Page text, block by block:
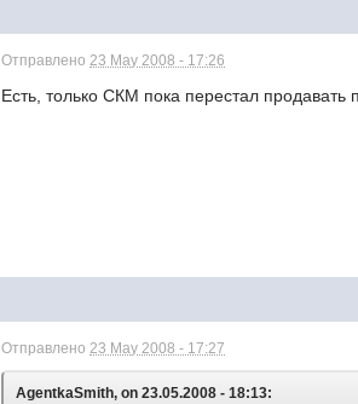
Отправлено 23 May 2008 - 17:26
Есть, только СКМ пока перестал
Отправлено 23 May 2008 - 17:27
AgentkaSmith, on 23.05.2008 - 18:13: